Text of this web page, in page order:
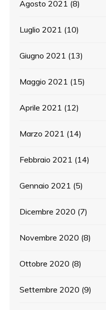
Agosto 2021 (8)
Luglio 2021 (10)
Giugno 2021 (13)
Maggio 2021 (15)
Aprile 2021 (12)
Marzo 2021 (14)
Febbraio 2021 (14)
Gennaio 2021 (5)
Dicembre 2020 (7)
Novembre 2020 (8)
Ottobre 2020 (8)
Settembre 2020 (9)